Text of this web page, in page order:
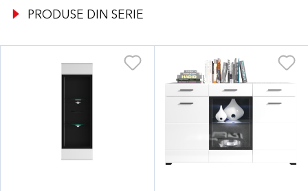
PRODUSE DIN SERIE